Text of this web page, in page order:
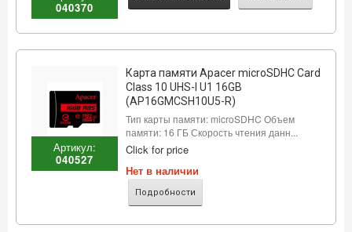
040370
Артикул:
040527
Карта памяти Apacer microSDHC Card
Class 10 UHS-I U1 16GB
(AP16GMCSH10U5-R)
Тип карты памяти: microSDHC Объем
памяти: 16 ГБ Скорость чтения данн...
Click for price
Нет в наличии
Подробности